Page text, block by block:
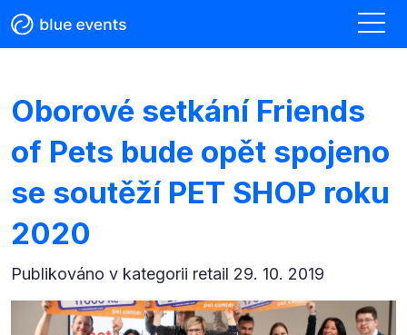
Oborové setkání Friends
of Pets bude opět spojeno
se soutěží PET SHOP roku
2020
Publikováno v kategorii retail 29. 10. 2019